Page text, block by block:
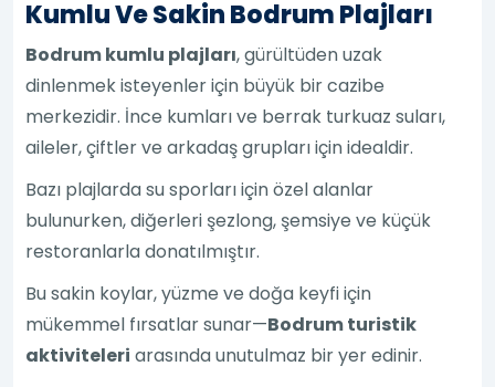
Kumlu Ve Sakin Bodrum Plajları
Bodrum kumlu plajları, gürültüden uzak
dinlenmek isteyenler için büyük bir cazibe
merkezidir. İnce kumları ve berrak turkuaz suları,
aileler, çiftler ve arkadaş grupları için idealdir.
Bazı plajlarda su sporları için özel alanlar
bulunurken, diğerleri şezlong, şemsiye ve küçük
restoranlarla donatılmıştır.
Bu sakin koylar, yüzme ve doğa keyfi için
mükemmel fırsatlar sunar—Bodrum turistik
aktiviteleri arasında unutulmaz bir yer edinir.